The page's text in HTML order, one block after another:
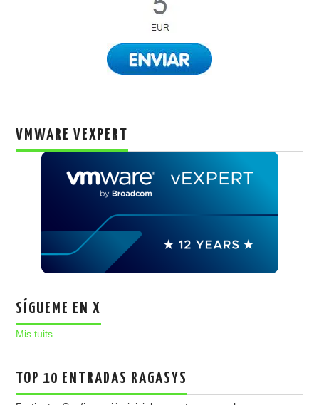
VMWARE VEXPERT
SÍGUEME EN X
Mis tuits
TOP 10 ENTRADAS RAGASYS